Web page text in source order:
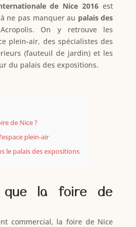
de Nice 2016 est
ne pas manquer au palais des
On y retrouve les
plein-air, des spécialistes des
(fauteuil de jardin) et les
du palais des expositions.
de Nice ?
plein-air
le palais des expositions
que la foire de
commercial, la foire de Nice